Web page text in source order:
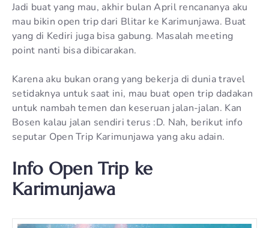
Jadi buat yang mau, akhir bulan April rencananya aku
mau bikin open trip dari Blitar ke Karimunjawa. Buat
yang di Kediri juga bisa gabung. Masalah meeting
point nanti bisa dibicarakan.
Karena aku bukan orang yang bekerja di dunia travel
setidaknya untuk saat ini, mau buat open trip dadakan
untuk nambah temen dan keseruan jalan-jalan. Kan
Bosen kalau jalan sendiri terus :D. Nah, berikut info
seputar Open Trip Karimunjawa yang aku adain.
Info Open Trip ke
Karimunjawa